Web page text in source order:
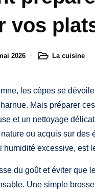
vos
2026
PostedLa cuisine
les cèpes se
Mais préparer
et un nettoyage
ou acquis sur des
humidité excessive, est
du goût et éviter que
Une simple